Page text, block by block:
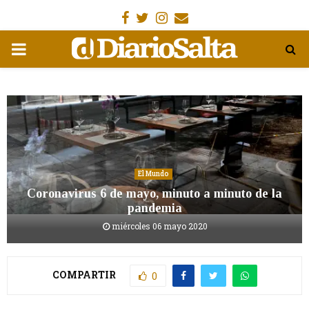
Facebook
Gorjeo
Instagram
Email
MENÚ
El Mundo
Coronavirus 6 de mayo, minuto a minuto de la
pandemia
miércoles 06 mayo 2020
COMPARTIR 0